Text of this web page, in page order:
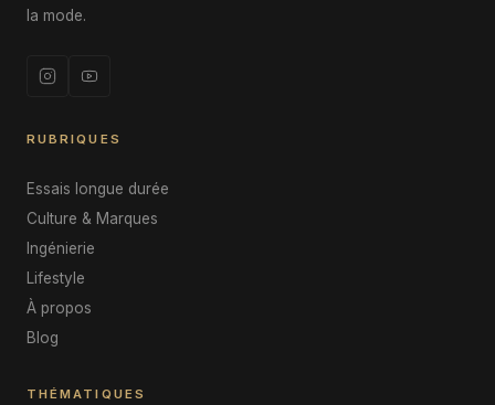
la mode.
RUBRIQUES
Essais longue durée
Culture & Marques
Ingénierie
Lifestyle
À propos
Blog
THÉMATIQUES